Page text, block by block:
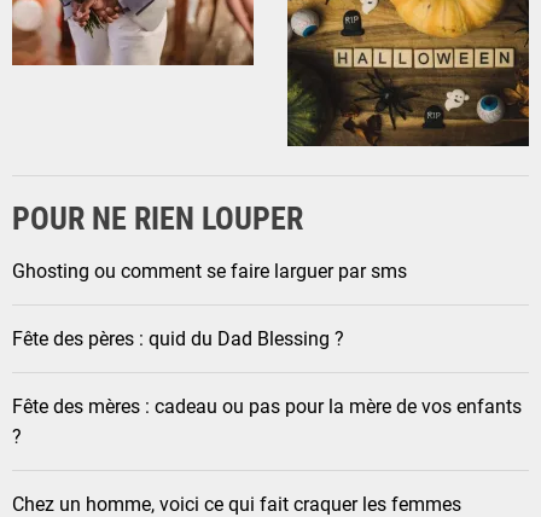
POUR NE RIEN LOUPER
Ghosting ou comment se faire larguer par sms
Fête des pères : quid du Dad Blessing ?
Fête des mères : cadeau ou pas pour la mère de vos enfants
?
Chez un homme, voici ce qui fait craquer les femmes